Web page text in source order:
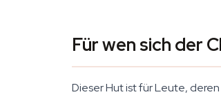
Für wen sich der
Dieser Hut ist für Leute,